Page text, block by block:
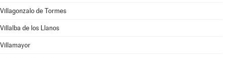
Villagonzalo de Tormes
Villalba de los Llanos
Villamayor